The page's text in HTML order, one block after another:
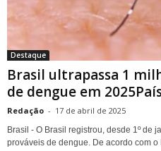
Destaque
Brasil ultrapassa 1
de dengue em
Redação - 17 de abril de 2025
Brasil - O Brasil registrou, desde 1º de
prováveis de dengue. De acordo com o